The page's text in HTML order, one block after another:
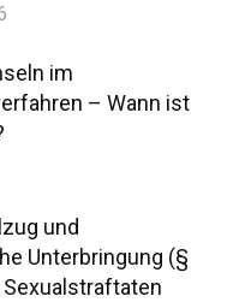
im
– Wann ist
und
Unterbringung (§
Sexualstraftaten